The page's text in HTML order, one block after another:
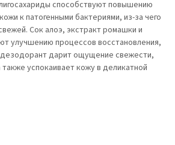
способствуют повышению
к патогенными бактериями, из-за чего
Сок алоэ, экстракт ромашки и
улучшению процессов восстановления,
дарит ощущение свежести,
успокаивает кожу в деликатной